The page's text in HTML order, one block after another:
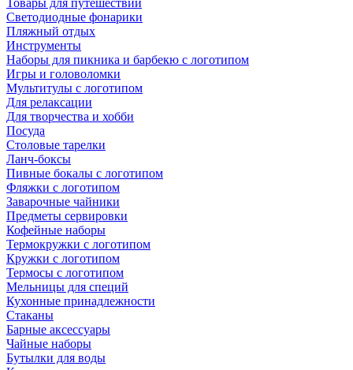
Товары для путешествий
Светодиодные фонарики
Пляжный отдых
Инструменты
Наборы для пикника и барбекю с логотипом
Игры и головоломки
Мультитулы с логотипом
Для релаксации
Для творчества и хобби
Посуда
Столовые тарелки
Ланч-боксы
Пивные бокалы с логотипом
Фляжки с логотипом
Заварочные чайники
Предметы сервировки
Кофейные наборы
Термокружки с логотипом
Кружки с логотипом
Термосы с логотипом
Мельницы для специй
Кухонные принадлежности
Стаканы
Барные аксессуары
Чайные наборы
Бутылки для воды